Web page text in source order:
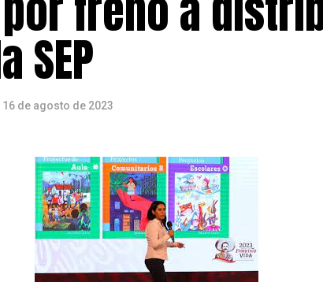
SEP
16 de agosto de 2023